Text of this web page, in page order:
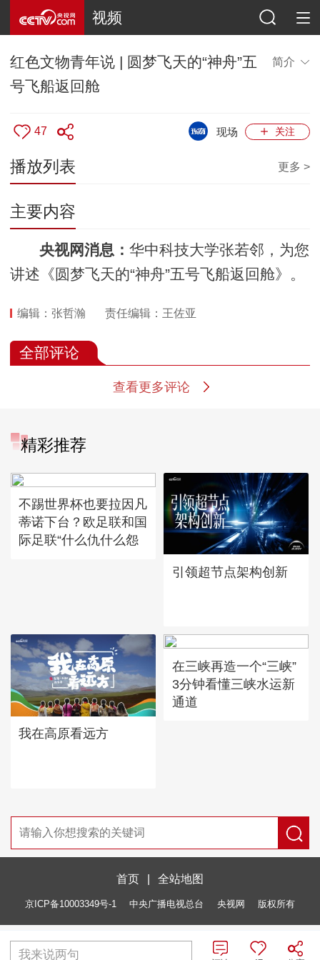
视频
红色文物青年说 | 圆梦飞天的“神舟”五
号飞船返回舱
简介
47 关注
现场
播放列表 更多 >
主要内容
央视网消息： 华中科技大学张若邻，为您
讲述《圆梦飞天的“神舟”五号飞船返回舱》。
编辑：张哲瀚 责任编辑：王佐亚
全部评论
查看更多评论
精彩推荐
不踢世界杯也要拉因凡
蒂诺下台？欧足联和国
际足联“什么仇什么怨
引领超节点架构创新
我在高原看远方
在三峡再造一个“三峡”
3分钟看懂三峡水运新
通道
首页 全站地图
京ICP备10003349号-1 中央广播电视总台 央视网 版权所有
我来说两句